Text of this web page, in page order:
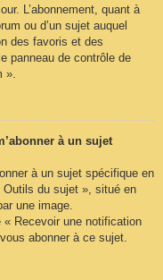
L’abonnement, quant à
ou d’un sujet auquel
des favoris et des
panneau de contrôle de
».
à un sujet
à un sujet spécifique en
Outils du sujet », situé en
une image.
Recevoir une notification
abonner à ce sujet.